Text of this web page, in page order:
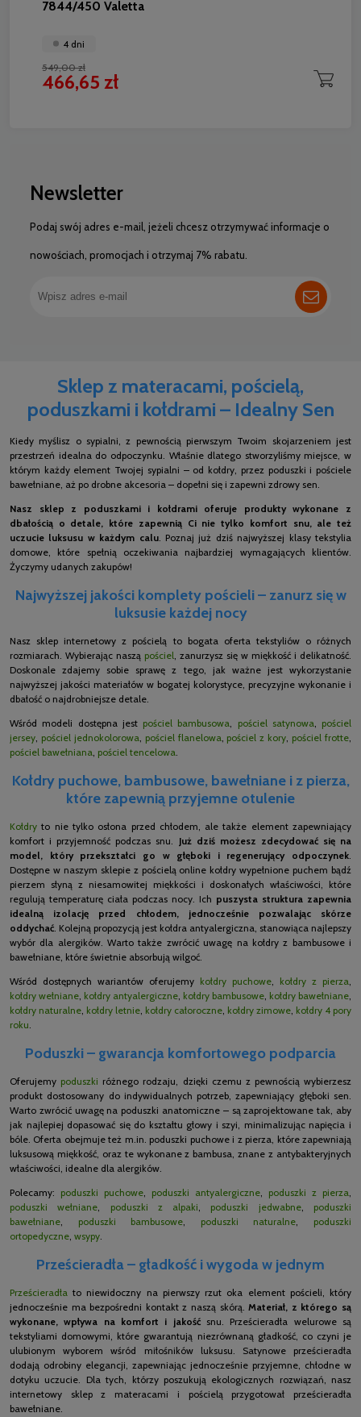
7844/450 Valetta
4 dni
549,00 zł
466,65 zł
Newsletter
Podaj swój adres e-mail, jeżeli chcesz otrzymywać informacje o
nowościach, promocjach i otrzymaj 7% rabatu.
Sklep z materacami, pościelą,
poduszkami i kołdrami – Idealny Sen
Kiedy myślisz o sypialni, z pewnością pierwszym Twoim skojarzeniem jest
przestrzeń idealna do odpoczynku. Właśnie dlatego stworzyliśmy miejsce, w
którym każdy element Twojej sypialni – od kołdry, przez poduszki i pościele
bawełniane, aż po drobne akcesoria – dopełni się i zapewni zdrowy sen.
Nasz sklep z poduszkami i kołdrami oferuje produkty wykonane z
dbałością o detale, które zapewnią Ci nie tylko komfort snu, ale też
uczucie luksusu w każdym calu. Poznaj już dziś najwyższej klasy tekstylia
domowe, które spełnią oczekiwania najbardziej wymagających klientów.
Życzymy udanych zakupów!
Najwyższej jakości komplety pościeli – zanurz się w
luksusie każdej nocy
Nasz sklep internetowy z pościelą to bogata oferta tekstyliów o różnych
rozmiarach. Wybierając naszą pościel, zanurzysz się w miękkość i delikatność.
Doskonale zdajemy sobie sprawę z tego, jak ważne jest wykorzystanie
najwyższej jakości materiałów w bogatej kolorystyce, precyzyjne wykonanie i
dbałość o najdrobniejsze detale.
Wśród modeli dostępna jest pościel bambusowa, pościel satynowa, pościel
jersey, pościel jednokolorowa, pościel flanelowa, pościel z kory, pościel frotte,
pościel bawełniana, pościel tencelowa.
Kołdry puchowe, bambusowe, bawełniane i z pierza,
które zapewnią przyjemne otulenie
Kołdry to nie tylko osłona przed chłodem, ale także element zapewniający
komfort i przyjemność podczas snu. Już dziś możesz zdecydować się na
model, który przekształci go w głęboki i regenerujący odpoczynek.
Dostępne w naszym sklepie z pościelą online kołdry wypełnione puchem bądź
pierzem słyną z niesamowitej miękkości i doskonałych właściwości, które
regulują temperaturę ciała podczas nocy. Ich puszysta struktura zapewnia
idealną izolację przed chłodem, jednocześnie pozwalając skórze
oddychać. Kolejną propozycją jest kołdra antyalergiczna, stanowiąca najlepszy
wybór dla alergików. Warto także zwrócić uwagę na kołdry z bambusowe i
bawełniane, które świetnie absorbują wilgoć.
Wśród dostępnych wariantów oferujemy kołdry puchowe, kołdry z pierza,
kołdry wełniane, kołdry antyalergiczne, kołdry bambusowe, kołdry bawełniane,
kołdry naturalne, kołdry letnie, kołdry całoroczne, kołdry zimowe, kołdry 4 pory
roku.
Poduszki – gwarancja komfortowego podparcia
Oferujemy poduszki różnego rodzaju, dzięki czemu z pewnością wybierzesz
produkt dostosowany do indywidualnych potrzeb, zapewniający głęboki sen.
Warto zwrócić uwagę na poduszki anatomiczne – są zaprojektowane tak, aby
jak najlepiej dopasować się do kształtu głowy i szyi, minimalizując napięcia i
bóle. Oferta obejmuje też m.in. poduszki puchowe i z pierza, które zapewniają
luksusową miękkość, oraz te wykonane z bambusa, znane z antybakteryjnych
właściwości, idealne dla alergików.
Polecamy: poduszki puchowe poduszki antyalergiczne poduszki z pierza
poduszki wełniane
poduszki z alpaki poduszki jedwabne, poduszki
bawełniane
poduszki bambusowe poduszki naturalne
poduszki
ortopedyczne wsypy
Prześcieradła – gładkość i wygoda w jednym
Prześcieradła to niewidoczny na pierwszy rzut oka element pościeli, który
jednocześnie ma bezpośredni kontakt z naszą skórą.Materiał, z którego są
wykonane, wpływa na komfort i jakośćsnu. Prześcieradła welurowe są
tekstyliami domowymi, które gwarantują niezrównaną gładkość, co czyni je
ulubionym wyborem wśród miłośników luksusu. Satynowe prześcieradła
dodają odrobiny elegancji, zapewniając jednocześnie przyjemne, chłodne w
dotyku uczucie. Dla tych, którzy poszukują ekologicznych rozwiązań, nasz
internetowy sklep z materacami i pościelą przygotował prześcieradła
bawełniane.